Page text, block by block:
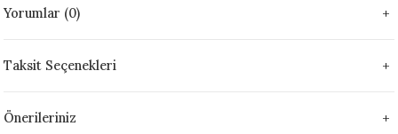
- 1046 °C
Yorumlar (0)
Taksit Seçenekleri
Önerileriniz